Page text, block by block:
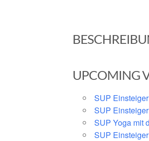
UPCOMING
SUP
SUP
SUP Yoga mit
SUP